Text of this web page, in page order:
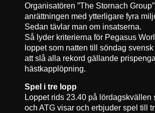
Organisatören ”The Stornach
anrättningen med ytterligare fyra
Sedan tävlar man om insatserna.
Så lyder kriterierna för Pegasus
loppet som natten till söndag
att slå alla rekord gällande
hästkapplöpning.
Spel i tre lopp
Loppet rids 23.40 på lördagskvällen
och ATG visar och erbjuder spel till